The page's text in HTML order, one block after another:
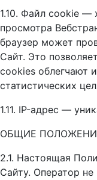
1.10. Файл cookie —
просмотра
браузер может
Сайт. Это
cookies облегчают
статистических
1.11. IP-адрес —
ОБЩИЕ
2.1. Настоящая
Сайту. Оператор